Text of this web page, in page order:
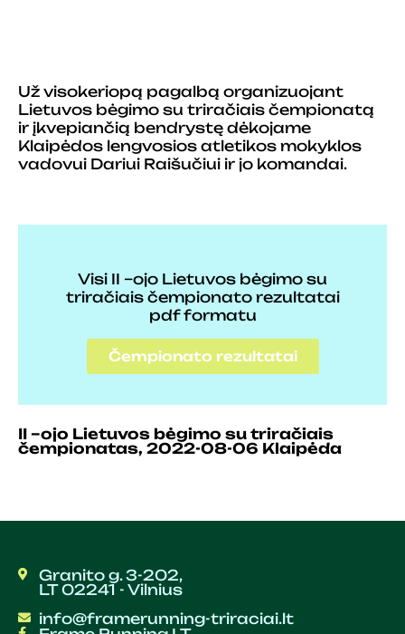
Už visokeriopą pagalbą organizuojant
Lietuvos bėgimo su triračiais čempionatą
ir įkvepiančią bendrystę dėkojame
Klaipėdos lengvosios atletikos mokyklos
vadovui Dariui Raišučiui ir jo komandai.
Visi II –ojo Lietuvos bėgimo su
triračiais čempionato rezultatai
pdf formatu
Čempionato rezultatai
II –ojo Lietuvos bėgimo su triračiais
čempionatas, 2022-08-06 Klaipėda
Granito g. 3-202,
LT 02241 - Vilnius
info@framerunning-triraciai.lt